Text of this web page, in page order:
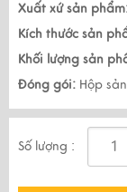
Xuất xứ sản
Kích thước sản
Khối lượng sản
Đóng gói: Hộp
Số lượng :